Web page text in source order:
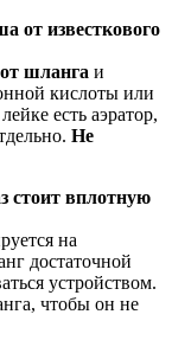
от известкового
шланга и
кислоты или
есть аэратор,
Не
стоит вплотную
на
достаточной
устройством.
чтобы он не